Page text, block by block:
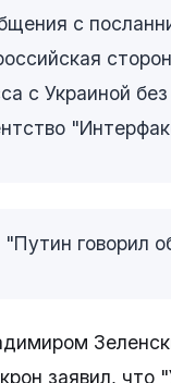
с
с Украиной
говорил
заявил, что